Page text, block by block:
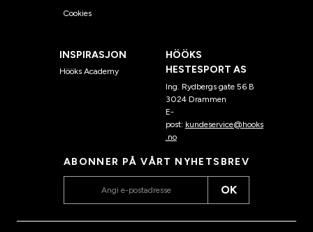
Cookies
INSPIRASJON
Hööks Academy
HÖÖKS
HESTESPORT AS
Ing. Rydbergs gate 56 B
3024 Drammen
E-
post: kundeservice@hooks
.no
ABONNER PÅ VÅRT NYHETSBREV
OK